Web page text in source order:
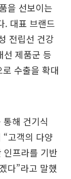
을 선보이는
. 대표 브랜드
전립선 건강
선 제품군 등
수출을 확대
해 건기식
고객의 다양
인프라를 기반
다”라고 말했